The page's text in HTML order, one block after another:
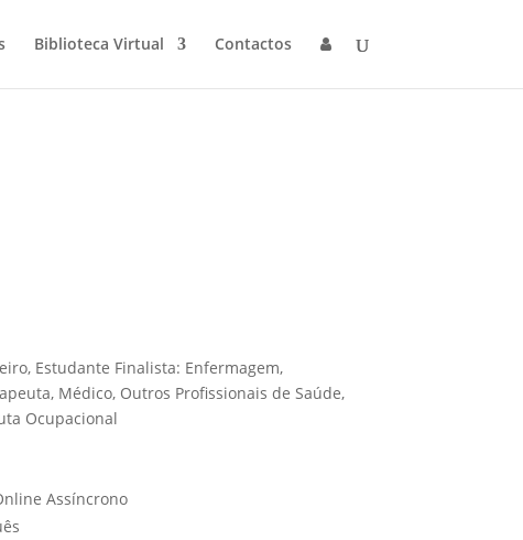
Biblioteca Virtual Contactos
Estudante Finalista: Enfermagem,
Médico, Outros Profissionais de Saúde,
Ocupacional
Assíncrono